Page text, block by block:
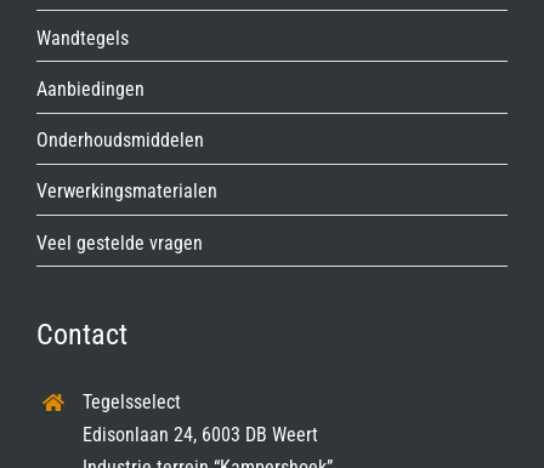
Wandtegels
Aanbiedingen
Onderhoudsmiddelen
Verwerkingsmaterialen
Veel gestelde vragen
Contact
Tegelsselect
Edisonlaan 24, 6003 DB Weert